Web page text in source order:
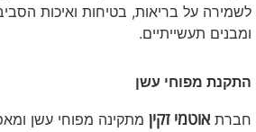
לשמירה על בריאות, בטיחות ואיכות
ומבנים תעשייתיים.
התקנת מפוחי עשן
חברתאוטמי זקין מתקינה מפוחי עשן